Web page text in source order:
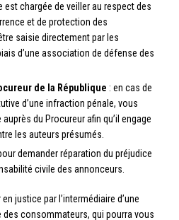
chargée de veiller au respect des
et de protection des
saisie directement par les
d’une association de défense des
de la République : en cas de
d’une infraction pénale, vous
du Procureur afin qu’il engage
les auteurs présumés.
demander réparation du préjudice
civile des annonceurs.
justice par l’intermédiaire d’une
consommateurs, qui pourra vous